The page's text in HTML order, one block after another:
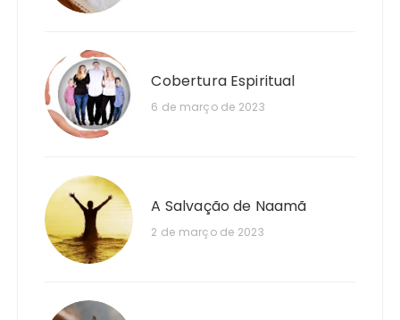
Cobertura Espiritual
6 de março de 2023
A Salvação de Naamã
2 de março de 2023